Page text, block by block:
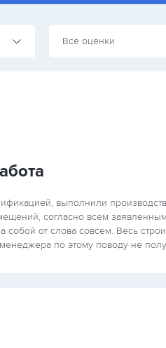
Все оценки
выполнили
согласно всем
собой от слова совсем. Весь
по этому поводу не